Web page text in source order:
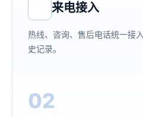
来电接入
热线、咨询、售后电话统一接
史记录。
02